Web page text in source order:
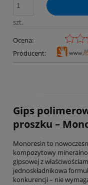
szt.
Ocena:
Producent:
Gips
proszku –
Monoresin to
kompozytowy
gipsowej z
jednoskładnikowa
konkurencji – nie